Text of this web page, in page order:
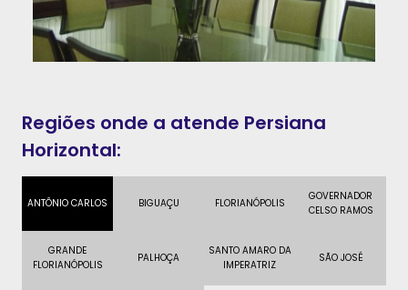
Regiões onde a atende Persiana
Horizontal:
ANTÔNIO CARLOS BIGUAÇU FLORIANÓPOLIS
GOVERNADOR
CELSO RAMOS
GRANDE
FLORIANÓPOLIS
PALHOÇA
SANTO AMARO DA
IMPERATRIZ
SÃO JOSÉ